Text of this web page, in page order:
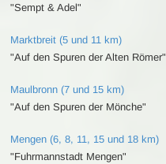
"Sempt & Adel"
Marktbreit (5 und 11 km)
"Auf den Spuren der Alten Römer"
Maulbronn (7 und 15 km)
"Auf den Spuren der Mönche"
Mengen (6, 8, 11, 15 und 18 km)
"Fuhrmannstadt Mengen"